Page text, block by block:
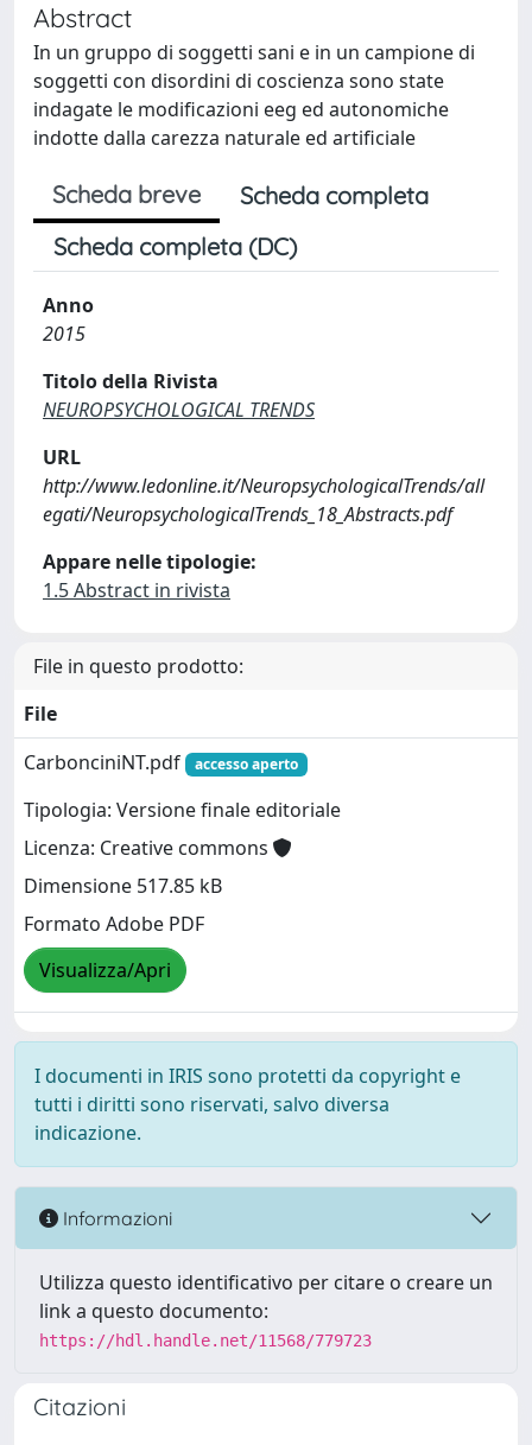
Abstract
In un gruppo di soggetti sani e in un campione di
soggetti con disordini di coscienza sono state
indagate le modificazioni eeg ed autonomiche
indotte dalla carezza naturale ed artificiale
Scheda breve
Scheda completa
Scheda completa (DC)
Anno
2015
Titolo della Rivista
NEUROPSYCHOLOGICAL TRENDS
URL
http://www.ledonline.it/NeuropsychologicalTrends/all
egati/NeuropsychologicalTrends_18_Abstracts.pdf
Appare nelle tipologie:
1.5 Abstract in rivista
File in questo prodotto:
File
CarbonciniNT.pdf
accesso aperto
Tipologia: Versione finale editoriale
Licenza: Creative commons
Dimensione 517.85 kB
Formato Adobe PDF
Visualizza/Apri
I documenti in IRIS sono protetti da copyright e
tutti i diritti sono riservati, salvo diversa
indicazione.
Informazioni
Utilizza questo identificativo per citare o creare un
link a questo documento:
https://hdl.handle.net/11568/779723
Citazioni